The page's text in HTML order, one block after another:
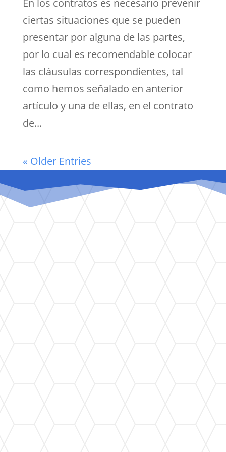
En los contratos es necesario prevenir
ciertas situaciones que se pueden
presentar por alguna de las partes,
por lo cual es recomendable colocar
las cláusulas correspondientes, tal
como hemos señalado en anterior
artículo y una de ellas, en el contrato
de...
« Older Entries